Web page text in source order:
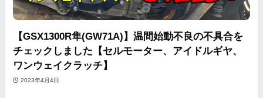
【GSX1300R隼(GW71A)】温間始動不良の不具合を
チェックしました【セルモーター、アイドルギヤ、
ワンウェイクラッチ】
2023年4月4日